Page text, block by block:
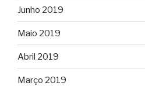
Junho 2019
Maio 2019
Abril 2019
Março 2019